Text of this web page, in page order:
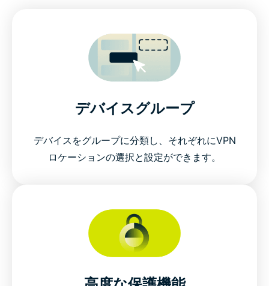
デバイスグループ
デバイスをグループに分類し、それぞれにVPN
ロケーションの選択と設定ができます。